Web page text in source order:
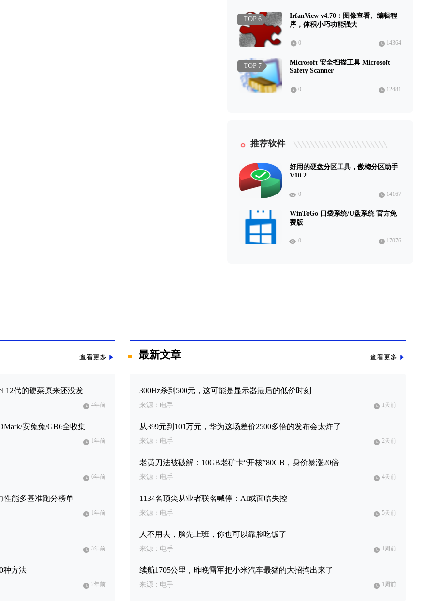
TOP 6
IrfanView v4.70：图像查看、编辑程
序，体积小巧功能强大
0 14364
TOP 7
Microsoft 安全扫描工具 Microsoft
Safety Scanner
0 12481
推荐软件
好用的硬盘分区工具，傲梅分区助手
V10.2
0 14167
WinToGo 口袋系统/U盘系统 官方免
费版
0 17076
查看更多
12代的硬菜原来还没发
4年前
安兔兔/GB6全收集
1年前
6年前
性能多基准跑分榜单
1年前
3年前
种方法
2年前
最新文章 查看更多
300Hz杀到500元，这可能是显示器最后的低价时刻
来源：电手 1天前
从399元到101万元，华为这场差价2500多倍的发布会太炸了
来源：电手 2天前
老黄刀法被破解：10GB老矿卡“开核”80GB，身价暴涨20倍
来源：电手 4天前
1134名顶尖从业者联名喊停：AI或面临失控
来源：电手 5天前
人不用去，脸先上班，你也可以靠脸吃饭了
来源：电手 1周前
续航1705公里，昨晚雷军把小米汽车最猛的大招掏出来了
来源：电手 1周前